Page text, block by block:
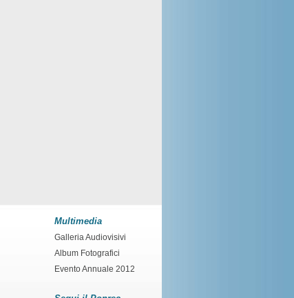
Multimedia
Galleria Audiovisivi
Album Fotografici
Evento Annuale 2012